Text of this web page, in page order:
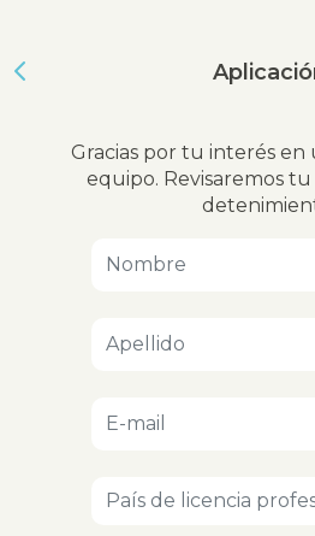
Gracias por tu interés
equipo. Revisaremos
País de licencia